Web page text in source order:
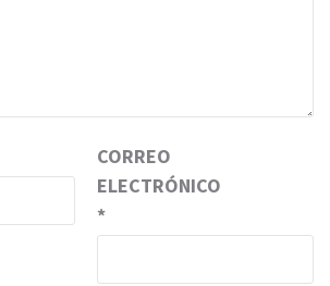
CORREO
ELECTRÓNICO
*